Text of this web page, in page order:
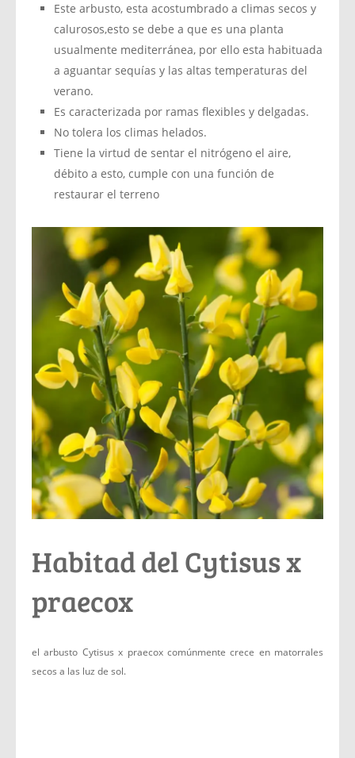
Este arbusto, esta acostumbrado a climas secos y
calurosos,esto se debe a que es una planta
usualmente mediterránea, por ello esta habituada
a aguantar sequías y las altas temperaturas del
verano.
Es caracterizada por ramas flexibles y delgadas.
No tolera los climas helados.
Tiene la virtud de sentar el nitrógeno el aire,
débito a esto, cumple con una función de
restaurar el terreno
Habitad del Cytisus x
praecox
el arbusto Cytisus x praecox comúnmente crece en matorrales
secos a las luz de sol.